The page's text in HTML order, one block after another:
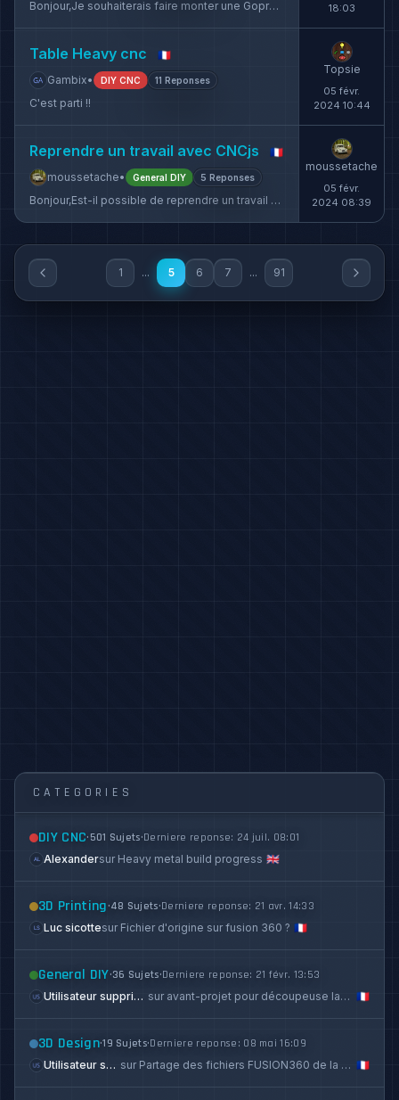
Bonjour,Je souhaiterais faire monter une Gopro le long d'un rail de 15m vertical...
18:03
Table Heavy cnc
🇫🇷
Gambix• DIY CNC 11 Reponses
C'est parti !!
Topsie
05 févr.
2024 10:44
Reprendre un travail avec CNCjs
🇫🇷
moussetache• General DIY 5 Reponses
Bonjour,Est-il possible de reprendre un travail de plusieurs heures avec CNCjs a...
moussetache
05 févr.
2024 08:39
1 ... 5 6 7 ... 91
CATEGORIES
DIY CNC• 501 Sujets•Derniere reponse: 24 juil. 08:01
Alexandersur Heavy metal build progress 🇬🇧
3D Printing •48 Sujets•Derniere reponse: 21 avr. 14:33
Luc sicottesur Fichier d'origine sur fusion 360 ? 🇫🇷
General DIY•36 Sujets•Derniere reponse: 21 févr. 13:53
Utilisateur supprimé
sur avant-projet pour découpeuse laser 🇫🇷
3D Design•19 Sujets•Derniere reponse: 08 mai 16:09
Utilisateur supprimé
sur Partage des fichiers FUSION360 de la HEAVY CNC nema17 🇫🇷